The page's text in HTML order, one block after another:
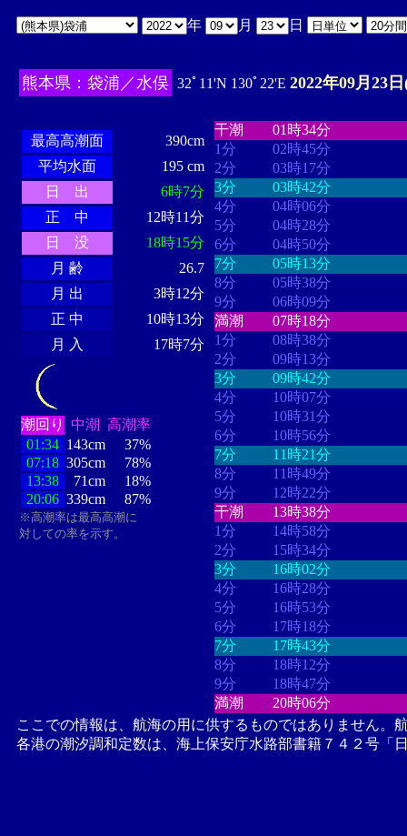
年 月 日
熊本県：袋浦／水俣 32ﾟ11'N 130ﾟ22'E 2022年09月23
最高高潮面
390cm
平均水面
195 cm
日 出
6時7分
正 中
12時11分
日 没
18時15分
月 齢
26.7
月 出
3時12分
正 中
10時13分
月 入
17時7分
潮回り 中潮 高潮率
01:34 143cm
37%
07:18 305cm
78%
13:38
71cm
18%
20:06 339cm 87%
※高潮率は最高高潮に
対しての率を示す。
干潮
01時34分
1分
02時45分
2分
03時17分
3分
03時42分
4分
04時06分
5分
04時28分
6分
04時50分
7分
05時13分
8分
05時38分
9分
06時09分
満潮
07時18分
1分
08時38分
2分
09時13分
3分
09時42分
4分
10時07分
5分
10時31分
6分
10時56分
7分
11時21分
8分
11時49分
9分
12時22分
干潮
13時38分
1分
14時58分
2分
15時34分
3分
16時02分
4分
16時28分
5分
16時53分
6分
17時18分
7分
17時43分
8分
18時12分
9分
18時47分
満潮
20時06分
ここでの情報は、航海の用に供するものではありません。
各港の潮汐調和定数は、海上保安庁水路部書籍７４２号「